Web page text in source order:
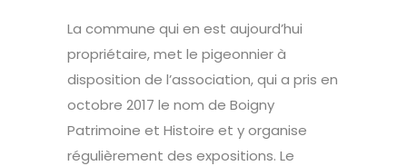
La commune qui en est aujourd’hui
propriétaire, met le pigeonnier à
disposition de l’association, qui a pris en
octobre 2017 le nom de Boigny
Patrimoine et Histoire et y organise
régulièrement des expositions. Le